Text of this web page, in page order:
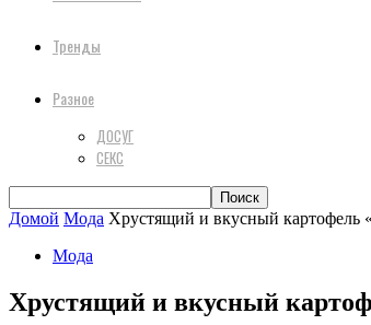
Тренды
Разное
ДОСУГ
СЕКС
Домой Мода Хрустящий и вкусный картофель
Мода
Хрустящий и вкусный